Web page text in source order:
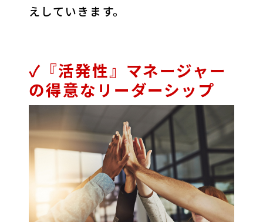
えしていきます。
✓『活発性』マネージャー
の得意なリーダーシップ